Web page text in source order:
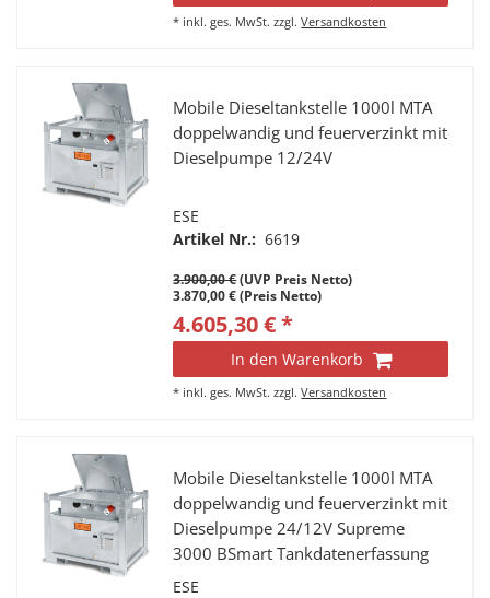
* inkl. ges. MwSt. zzgl.Versandkosten
Mobile Dieseltankstelle 1000l MTA
doppelwandig und feuerverzinkt mit
Dieselpumpe 12/24V
ESE
Artikel Nr.: 6619
3.900,00 €(UVP Preis Netto)
3.870,00 € (Preis Netto)
4.605,30 € *
In den Warenkorb
* inkl. ges. MwSt. zzgl.Versandkosten
Mobile Dieseltankstelle 1000l MTA
doppelwandig und feuerverzinkt mit
Dieselpumpe 24/12V Supreme
3000 BSmart Tankdatenerfassung
ESE